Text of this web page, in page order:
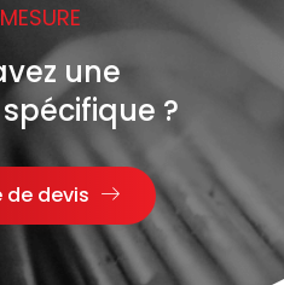
une
?
de devis